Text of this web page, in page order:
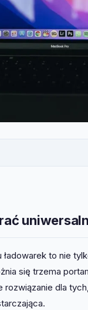
to nie
się trzema
rozwiązanie dla